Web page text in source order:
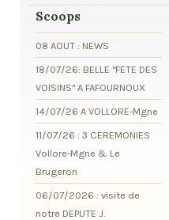
Scoops
08 AOUT : NEWS
18/07/26: BELLE "FETE DES
VOISINS" A FAFOURNOUX
14/07/26 A VOLLORE-Mgne
11/07/26 : 3 CEREMONIES
Vollore-Mgne & Le
Brugeron
06/07/2026 : visite de
notre DEPUTE J.